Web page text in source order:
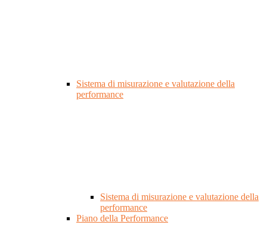
Sistema di misurazione e valutazione della
performance
Sistema di misurazione e valutazione della
performance
Piano della Performance